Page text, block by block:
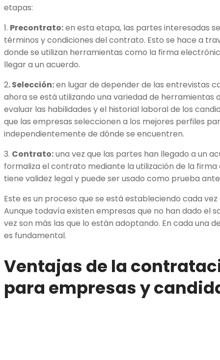
etapas:
1. Precontrato:en esta etapa, las partes interesadas
términos y condiciones del contrato. Esto se hace a
donde se utilizan herramientas como la firma
llegar a un acuerdo.
2. Selección:en lugar de depender de las entrevistas
ahora se está utilizando una variedad de herramientas
evaluar las habilidades y el historial laboral de los
que las empresas seleccionen a los mejores perfiles
independientemente de dónde se encuentren.
3. Contrato:una vez que las partes han llegado a un
formaliza el contrato mediante la utilización de la
tiene validez legal y puede ser usado como prueba
Este es un proceso que se está estableciendo cada
Aunque todavía existen empresas que no han dado el
vez son más las que lo están adoptando. En cada una
es fundamental.
Ventajas de la
para empresas y